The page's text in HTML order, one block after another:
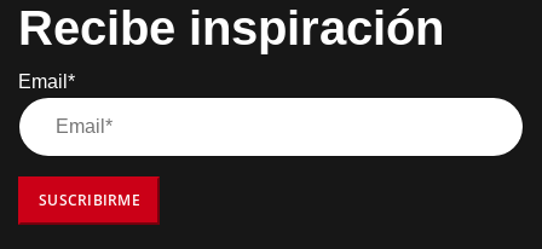
Recibe inspiración
Email*
SUSCRIBIRME